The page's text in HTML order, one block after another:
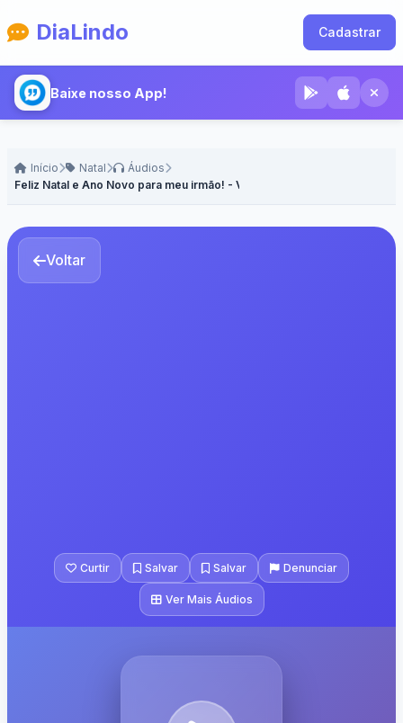
DiaLindo Cadastrar
Baixe nosso App!
Início Natal
Áudios
Feliz Natal e Ano Novo para meu irmão! - Voz Masculina
Voltar
Curtir Salvar Salvar Denunciar
Ver Mais Áudios